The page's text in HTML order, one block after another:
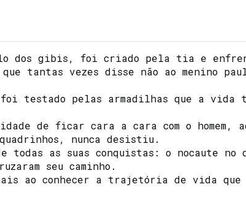
ídolo dos gibis, foi criado pela tia e
tantas vezes disse não ao menino
testado pelas armadilhas que a vida
de ficar cara a cara com o homem,
nunca desistiu.
as suas conquistas: o nocaute no
seu caminho.
ao conhecer a trajetória de vida que